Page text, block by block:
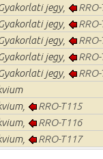
jegy,
jegy,
jegy,
jegy,
jegy,
RRO-T115
RRO-T116
RRO-T117